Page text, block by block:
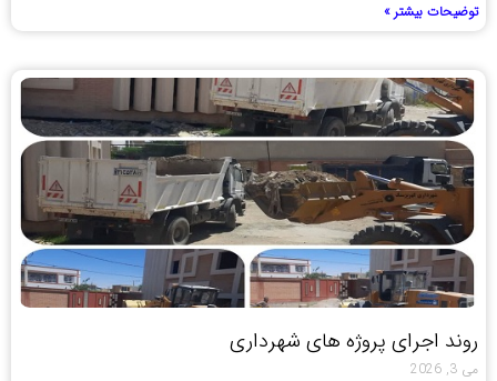
توضیحات بیشتر »
روند اجرای پروژه های شهرداری
می 3, 2026